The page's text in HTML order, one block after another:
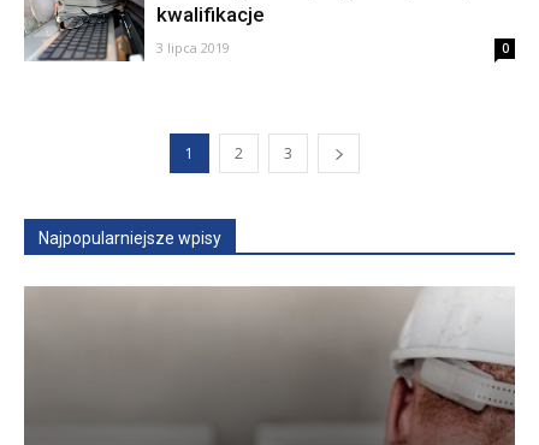
kwalifikacje
3 lipca 2019 0
1 2 3
Najpopularniejsze wpisy